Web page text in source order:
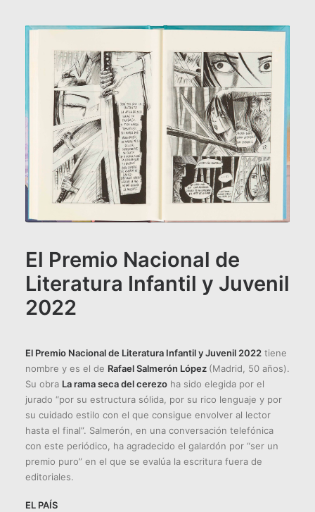
El Premio Nacional de
Literatura Infantil y Juvenil
2022
El Premio Nacional de Literatura Infantil y Juvenil 2022 tiene
nombre y es el de Rafael Salmerón López (Madrid, 50 años).
Su obra La rama seca del cerezo ha sido elegida por el
jurado “por su estructura sólida, por su rico lenguaje y por
su cuidado estilo con el que consigue envolver al lector
hasta el final”. Salmerón, en una conversación telefónica
con este periódico, ha agradecido el galardón por “ser un
premio puro” en el que se evalúa la escritura fuera de
editoriales.
EL PAÍS